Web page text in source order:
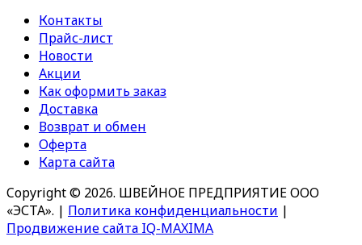
Контакты
Прайс-лист
Новости
Акции
Как оформить заказ
Доставка
Возврат и обмен
Оферта
Карта сайта
Copyright © 2026. ШВЕЙНОЕ ПРЕДПРИЯТИЕ ООО
«ЭСТА». | Политика конфиденциальности |
Продвижение сайта IQ-MAXIMA